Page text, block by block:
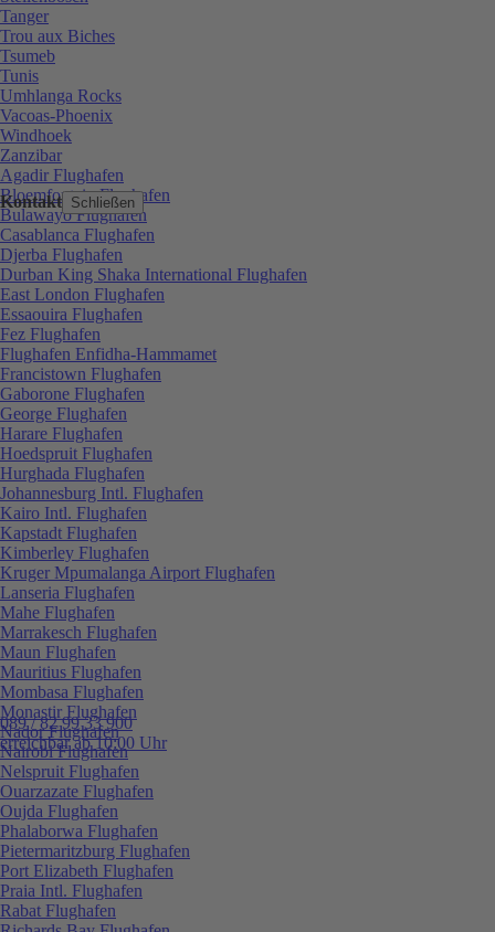
Kontakt Schließen
089 / 82 99 33 900
erreichbar ab 10:00 Uhr
Tanger
Trou aux Biches
Tsumeb
Tunis
Umhlanga Rocks
Vacoas-Phoenix
Windhoek
Zanzibar
Agadir Flughafen
Bloemfontein Flughafen
Bulawayo Flughafen
Casablanca Flughafen
Djerba Flughafen
Durban King Shaka International Flughafen
East London Flughafen
Essaouira Flughafen
Fez Flughafen
Flughafen Enfidha-Hammamet
Francistown Flughafen
Gaborone Flughafen
George Flughafen
Harare Flughafen
Hoedspruit Flughafen
Hurghada Flughafen
Johannesburg Intl. Flughafen
Kairo Intl. Flughafen
Kapstadt Flughafen
Kimberley Flughafen
Kruger Mpumalanga Airport Flughafen
Lanseria Flughafen
Mahe Flughafen
Marrakesch Flughafen
Maun Flughafen
Mauritius Flughafen
Mombasa Flughafen
Monastir Flughafen
Nador Flughafen
Nairobi Flughafen
Nelspruit Flughafen
Ouarzazate Flughafen
Oujda Flughafen
Phalaborwa Flughafen
Pietermaritzburg Flughafen
Port Elizabeth Flughafen
Praia Intl. Flughafen
Rabat Flughafen